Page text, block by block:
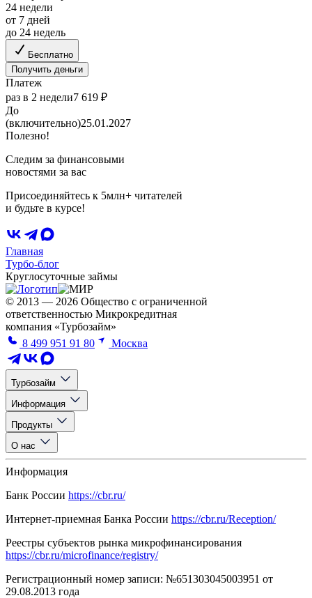
24 недели
от 7 дней
до 24 недель
Бесплатно
Получить деньги
Платеж
раз в 2 недели7 619 ₽
До
(включительно)25.01.2027
Полезно!
Следим за финансовыми
новостями за вас
Присоединяйтесь к 5млн+ читателей
и будьте в курсе!
Главная
Турбо-блог
Круглосуточные займы
© 2013 — 2026 Общество с ограниченной
ответственностью Микрокредитная
компания «Турбозайм»
8 499 951 91 80
Москва
Турбозайм
Информация
Продукты
О нас
Информация
Банк России https://cbr.ru/
Интернет-приемная Банка России https://cbr.ru/Reception/
Реестры субъектов рынка микрофинансирования
https://cbr.ru/microfinance/registry/
Регистрационный номер записи: №651303045003951 от
29.08.2013 года